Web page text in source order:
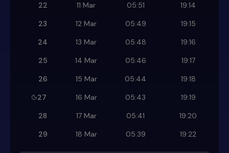
22
11 Mar 05:51
19:14
23
12 Mar 05:49
19:15
24
13 Mar 05:48
19:16
25
14 Mar 05:46
19:17
26
15 Mar 05:44
19:18
27
16 Mar 05:43
19:19
28
17 Mar 05:41
19:20
29
18 Mar 05:39 19:22